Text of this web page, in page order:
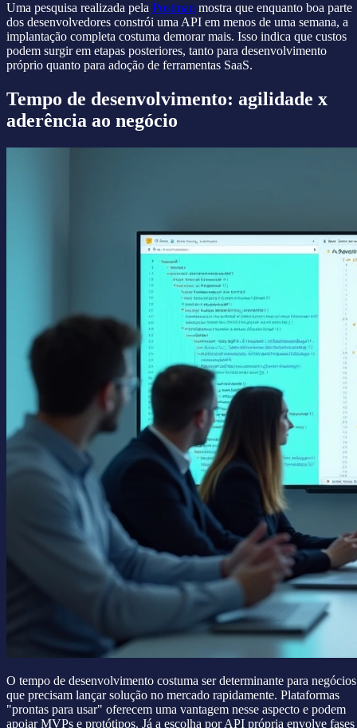
Uma pesquisa realizada pela Postman mostra que enquanto boa parte
dos desenvolvedores constrói uma API em menos de uma semana, a
implantação completa costuma demorar mais. Isso indica que custos
podem surgir em etapas posteriores, tanto para desenvolvimento
próprio quanto para adoção de ferramentas SaaS.
Tempo de desenvolvimento: agilidade x
aderência ao negócio
O tempo de desenvolvimento costuma ser determinante para negócios
que precisam lançar solução no mercado rapidamente. Plataformas
"prontas para usar" oferecem uma vantagem nesse aspecto e podem
apoiar MVPs e protótipos. Já a escolha por API própria envolve fases